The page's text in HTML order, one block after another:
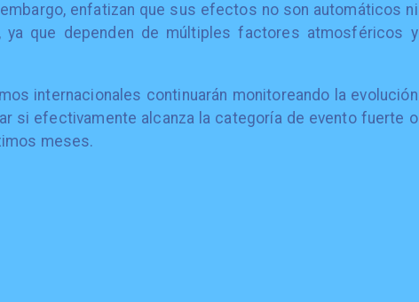
enfatizan que sus efectos no son automáticos ni
ya que dependen de múltiples factores atmosféricos y
internacionales continuarán monitoreando la evolución
si efectivamente alcanza la categoría de evento fuerte o
meses.